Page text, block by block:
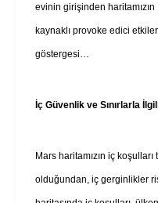
evinin girişinden haritamızın
kaynaklı provoke edici
göstergesi…
İç Güvenlik ve Sınırlarla
Mars haritamızın iç
olduğundan, iç gerginlikler